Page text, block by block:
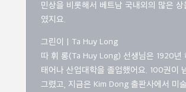
민상을 비롯해서 베트남 국내외의 많은 상
였지요.
그린이 | Ta Huy Long
따 휘 롱(Ta Huy Long) 선생님은 1920년
태어나 산업대학을 졸업했어요. 100권이
그렸고, 지금은 Kim Dong 출판사에서 미